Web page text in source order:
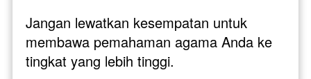
Jangan lewatkan kesempatan untuk
membawa pemahaman agama Anda ke
tingkat yang lebih tinggi.